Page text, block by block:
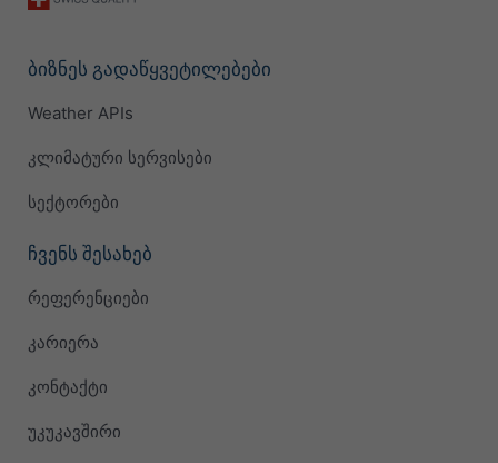
ბიზნეს გადაწყვეტილებები
Weather APIs
კლიმატური სერვისები
სექტორები
ჩვენს შესახებ
რეფერენციები
კარიერა
კონტაქტი
უკუკავშირი